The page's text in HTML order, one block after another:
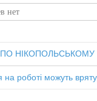
нет
НІКОПОЛЬСЬКОМУ
роботі можуть